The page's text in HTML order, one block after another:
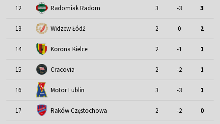
12 Radomiak Radom 3 -3 3
13 Widzew Łódź 2 0 2
14 Korona Kielce 2 -1 1
15 Cracovia 2 -2 1
16 Motor Lublin 3 -3 1
17 Raków Częstochowa 2 -2 0